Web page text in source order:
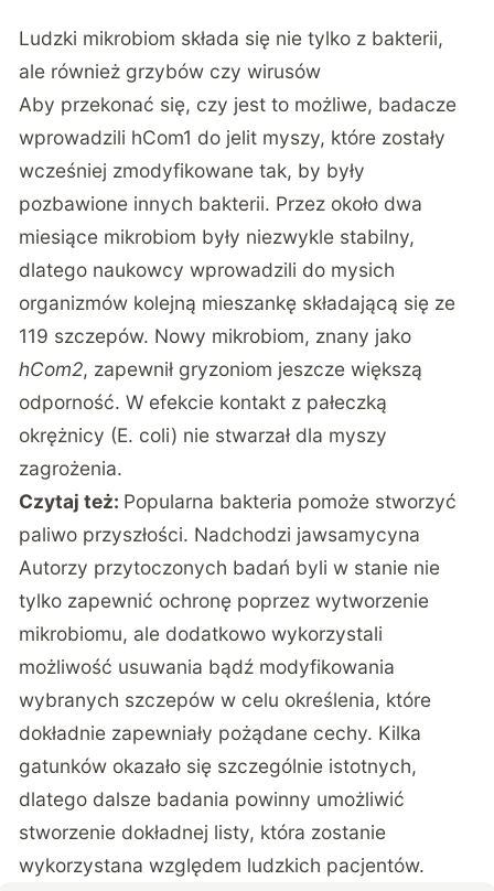
Ludzki mikrobiom składa się nie tylko z bakterii,
ale również grzybów czy wirusów
Aby przekonać się, czy jest to możliwe, badacze
wprowadzili hCom1 do jelit myszy, które zostały
wcześniej zmodyfikowane tak, by były
pozbawione innych bakterii. Przez około dwa
miesiące mikrobiom były niezwykle stabilny,
dlatego naukowcy wprowadzili do mysich
organizmów kolejną mieszankę składającą się ze
119 szczepów. Nowy mikrobiom, znany jako
hCom2, zapewnił gryzoniom jeszcze większą
odporność. W efekcie kontakt z pałeczką
okrężnicy (E. coli) nie stwarzał dla myszy
zagrożenia.
Czytaj też: Popularna bakteria pomoże stworzyć
paliwo przyszłości. Nadchodzi jawsamycyna
Autorzy przytoczonych badań byli w stanie nie
tylko zapewnić ochronę poprzez wytworzenie
mikrobiomu, ale dodatkowo wykorzystali
możliwość usuwania bądź modyfikowania
wybranych szczepów w celu określenia, które
dokładnie zapewniały pożądane cechy. Kilka
gatunków okazało się szczególnie istotnych,
dlatego dalsze badania powinny umożliwić
stworzenie dokładnej listy, która zostanie
wykorzystana względem ludzkich pacjentów.